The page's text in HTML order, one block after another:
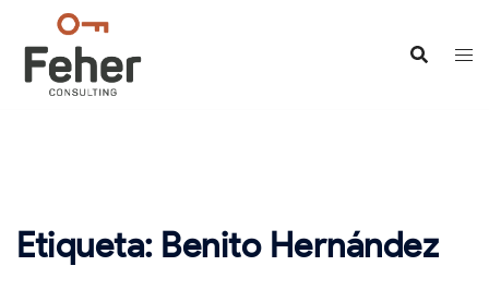
contenido
Etiqueta: Benito Hernández